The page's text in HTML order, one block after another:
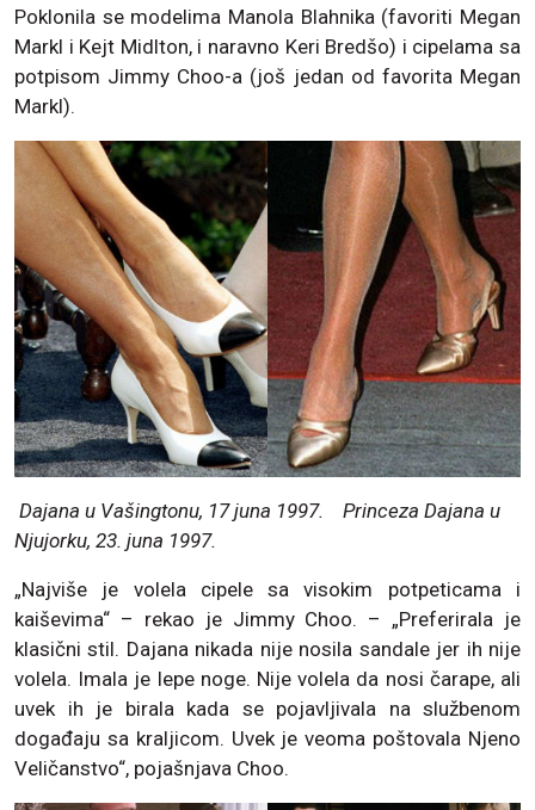
Poklonila se modelima Manola Blahnika (favoriti Megan
Markl i Kejt Midlton, i naravno Keri Bredšo) i cipelama sa
potpisom Jimmy Choo-a (još jedan od favorita Megan
Markl).
Dajana u Vašingtonu, 17 juna 1997. Princeza Dajana u
Njujorku, 23. juna 1997.
„Najviše je volela cipele sa visokim potpeticama i
kaiševima“ – rekao je Jimmy Choo. – „Preferirala je
klasični stil. Dajana nikada nije nosila sandale jer ih nije
volela. Imala je lepe noge. Nije volela da nosi čarape, ali
uvek ih je birala kada se pojavljivala na službenom
događaju sa kraljicom. Uvek je veoma poštovala Njeno
Veličanstvo“, pojašnjava Choo.